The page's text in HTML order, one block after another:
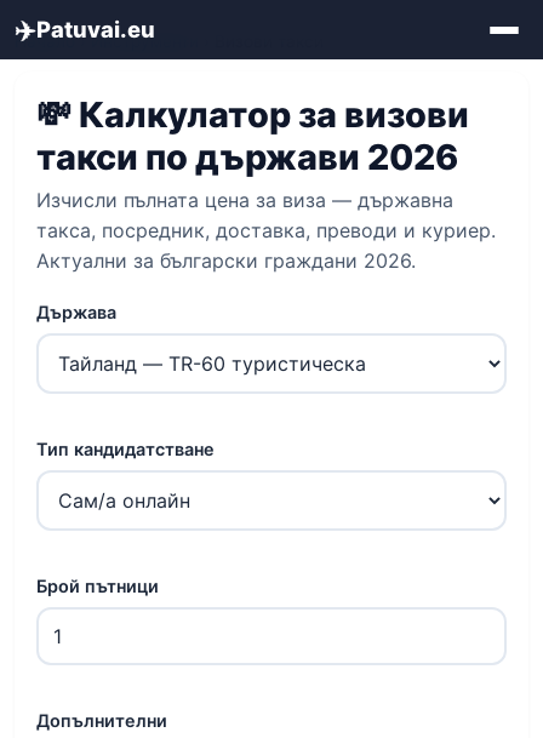
✈️Patuvai.eu
Начало›Инструменти
💸 Калкулатор за визови
такси по държави 2026
Изчисли пълната цена за виза — държавна
такса, посредник, доставка, преводи и куриер.
Актуални за български граждани 2026.
Държава
Тип кандидатстване
Брой пътници
Допълнителни